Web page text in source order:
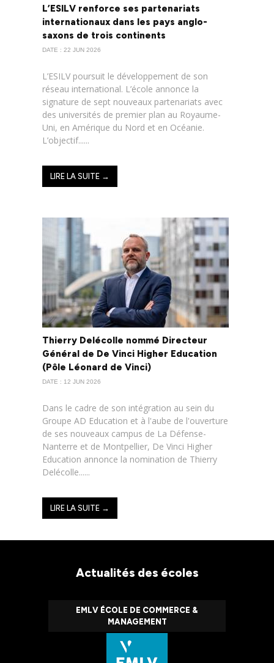
L’ESILV renforce ses partenariats
internationaux dans les pays anglo-
saxons de trois continents
DATE : 22 JUN 2026
L’ESILV poursuit le développement de son
réseau international. L’école annonce la
signature de sept nouveaux partenariats avec
des universités de premier plan au Royaume-
Uni, en Amérique du Nord et en Océanie.
L’objectif......
LIRE LA SUITE →
Thierry Delécolle nommé Directeur
Général de De Vinci Higher Education
(Pôle Léonard de Vinci)
DATE : 12 JUN 2026
Dans le cadre de son intégration au sein du
Groupe AD Education et à l'aube de l'ouverture
de ses nouveaux campus de La Défense-
Nanterre et de Montpellier, De Vinci Higher
Education annonce la nomination de Thierry
Delécolle......
LIRE LA SUITE →
Actualités des écoles
EMLV ÉCOLE DE COMMERCE &
MANAGEMENT